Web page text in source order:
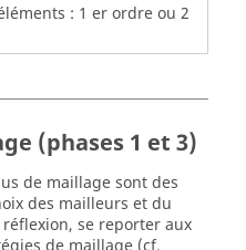
: 1 er ordre ou 2
(phases 1 et 3)
de maillage sont des
des mailleurs et du
se reporter aux